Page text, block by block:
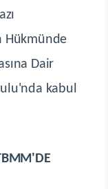
Hükmünde
Dair
kabul